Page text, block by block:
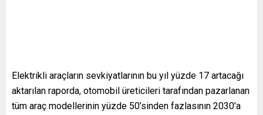
Elektrikli araçların sevkiyatlarının bu yıl yüzde 17 artacağı
aktarılan raporda, otomobil üreticileri tarafından pazarlanan
tüm araç modellerinin yüzde 50’sinden fazlasının 2030’a